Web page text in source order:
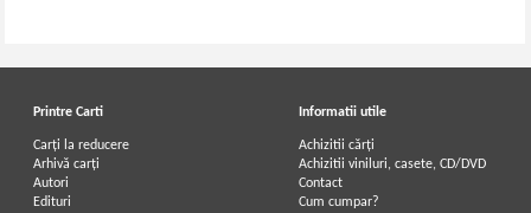
Alexandre Dumas - Vicontele de
Alexandre Dumas - Le vicomte de
Bragelonne (3 volume)
Printre Carti
Carți la reducere
Arhivă carți
Autori
Edituri
Informatii utile
Achizitii cărți
Achizitii viniluri, casete, CD/DVD
Contact
Cum cumpar?